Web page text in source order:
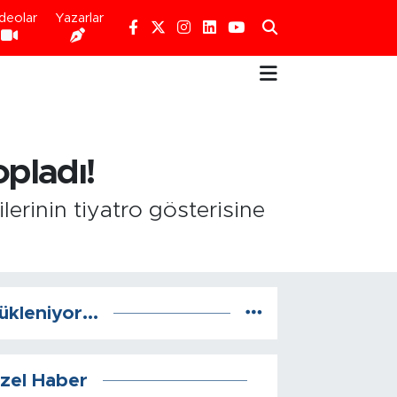
Yazarlar
tiyatro gösterisine
Haber